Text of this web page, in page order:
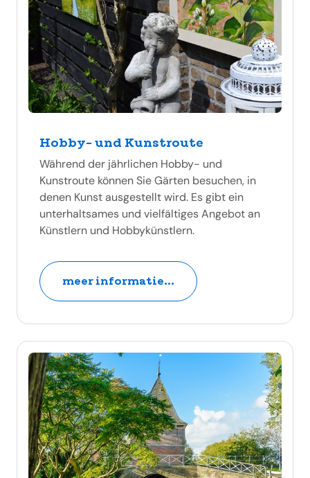
Hobby- und Kunstroute
Während der jährlichen Hobby- und
Kunstroute können Sie Gärten besuchen, in
denen Kunst ausgestellt wird. Es gibt ein
unterhaltsames und vielfältiges Angebot an
Künstlern und Hobbykünstlern.
meer informatie...